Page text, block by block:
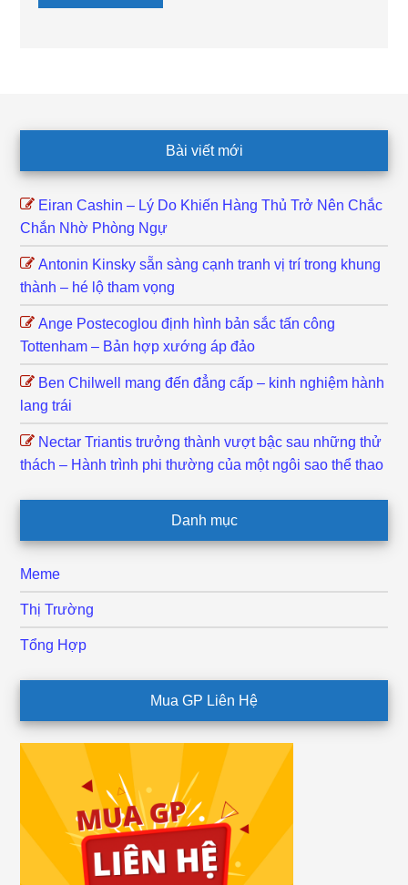
Bài viết mới
Eiran Cashin – Lý Do Khiến Hàng Thủ Trở Nên Chắc
Chắn Nhờ Phòng Ngự
Antonin Kinsky sẵn sàng cạnh tranh vị trí trong khung
thành – hé lộ tham vọng
Ange Postecoglou định hình bản sắc tấn công
Tottenham – Bản hợp xướng áp đảo
Ben Chilwell mang đến đẳng cấp – kinh nghiệm hành
lang trái
Nectar Triantis trưởng thành vượt bậc sau những thử
thách – Hành trình phi thường của một ngôi sao thể thao
Danh mục
Meme
Thị Trường
Tổng Hợp
Mua GP Liên Hệ